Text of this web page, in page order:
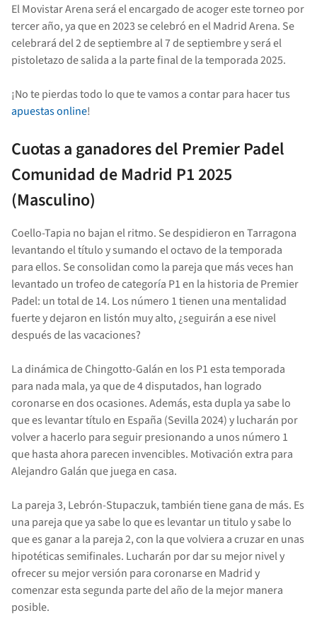
El Movistar Arena será el encargado de acoger este torneo por
tercer año, ya que en 2023 se celebró en el Madrid Arena. Se
celebrará del 2 de septiembre al 7 de septiembre y será el
pistoletazo de salida a la parte final de la temporada 2025.
¡No te pierdas todo lo que te vamos a contar para hacer tus
apuestas online!
Cuotas a ganadores del Premier Padel
Comunidad de Madrid P1 2025
(Masculino)
Coello-Tapia no bajan el ritmo. Se despidieron en Tarragona
levantando el título y sumando el octavo de la temporada
para ellos. Se consolidan como la pareja que más veces han
levantado un trofeo de categoría P1 en la historia de Premier
Padel: un total de 14. Los número 1 tienen una mentalidad
fuerte y dejaron en listón muy alto, ¿seguirán a ese nivel
después de las vacaciones?
La dinámica de Chingotto-Galán en los P1 esta temporada
para nada mala, ya que de 4 disputados, han logrado
coronarse en dos ocasiones. Además, esta dupla ya sabe lo
que es levantar título en España (Sevilla 2024) y lucharán por
volver a hacerlo para seguir presionando a unos número 1
que hasta ahora parecen invencibles. Motivación extra para
Alejandro Galán que juega en casa.
La pareja 3, Lebrón-Stupaczuk, también tiene gana de más. Es
una pareja que ya sabe lo que es levantar un titulo y sabe lo
que es ganar a la pareja 2, con la que volviera a cruzar en unas
hipotéticas semifinales. Lucharán por dar su mejor nivel y
ofrecer su mejor versión para coronarse en Madrid y
comenzar esta segunda parte del año de la mejor manera
posible.